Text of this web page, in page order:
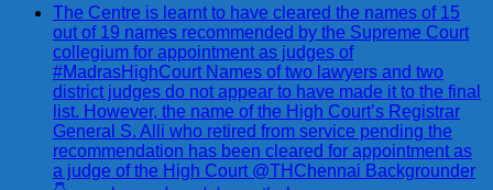
The Centre is learnt to have cleared the names of 15
out of 19 names recommended by the Supreme Court
collegium for appointment as judges of
#MadrasHighCourt Names of two lawyers and two
district judges do not appear to have made it to the final
list. However, the name of the High Court’s Registrar
General S. Alli who retired from service pending the
recommendation has been cleared for appointment as
a judge of the High Court @THChennai Backgrounder